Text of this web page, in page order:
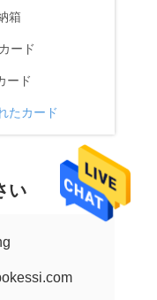
箱
ード
ード
たカード
い